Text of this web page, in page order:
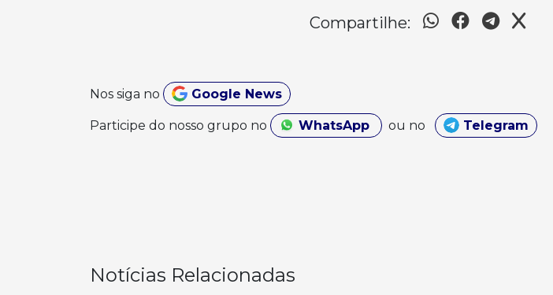
Compartilhe:
Nos siga no Google News
Participe do nosso grupo no WhatsApp ou no Telegram
Notícias Relacionadas